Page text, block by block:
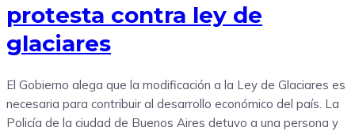
protesta contra ley de
glaciares
El Gobierno alega que la modificación a la Ley de Glaciares es
necesaria para contribuir al desarrollo económico del país. La
Policía de la ciudad de Buenos Aires detuvo a una persona y